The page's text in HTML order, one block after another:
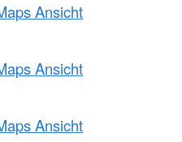
Ansicht
Ansicht
Ansicht